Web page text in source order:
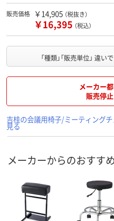
販売価格 ￥14,905 （税抜き）
￥16,395 （税込）
「種類」「販売単位」 違い
メーカー
販売停
吉桂の会議用椅子/ミーティング
見る
メーカーからのおすす